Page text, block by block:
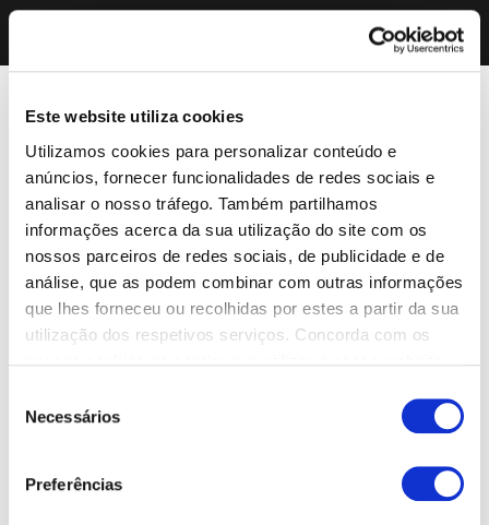
Este website utiliza cookies
Utilizamos cookies para personalizar conteúdo e
anúncios, fornecer funcionalidades de redes sociais e
analisar o nosso tráfego. Também partilhamos
informações acerca da sua utilização do site com os
nossos parceiros de redes sociais, de publicidade e de
análise, que as podem combinar com outras informações
que lhes forneceu ou recolhidas por estes a partir da sua
utilização dos respetivos serviços. Concorda com os
Necessários
Preferências